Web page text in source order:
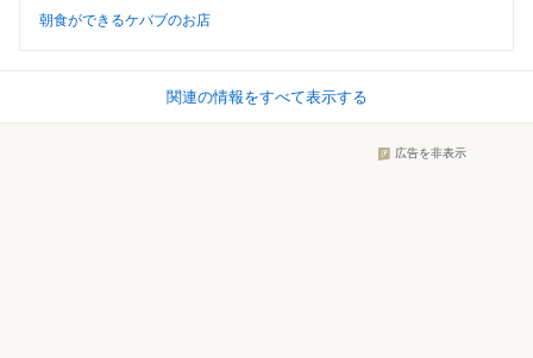
朝食ができるケバブのお店
関連の情報をすべて表示する
広告を非表示